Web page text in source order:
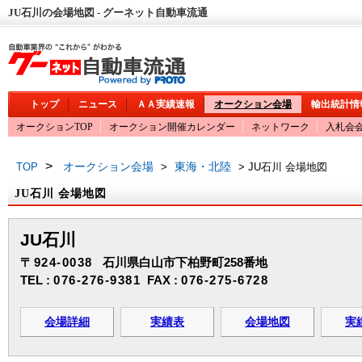
JU石川の会場地図 - グーネット自動車流通
トップ ニュース ＡＡ実績速報 オークション会場
輸出統計情
オークションTOP
オークション開催カレンダー ネットワーク 入札会
TOP > オークション会場 > 東海・北陸 > JU石川 会場地図
JU石川 会場地図
JU石川
〒924-0038 石川県白山市下柏野町258番地
TEL : 076-276-9381 FAX :076-275-6728
会場詳細 実績表 会場地図 実